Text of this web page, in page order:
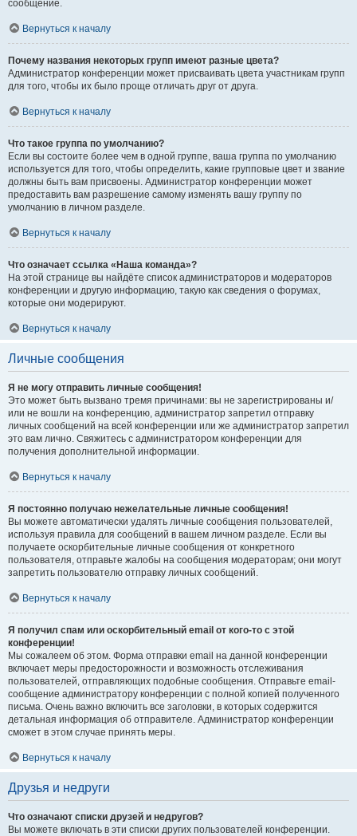
сообщение.
Вернуться к началу
Почему названия некоторых групп имеют разные цвета?
Администратор конференции может присваивать цвета участникам групп
для того, чтобы их было проще отличать друг от друга.
Вернуться к началу
Что такое группа по умолчанию?
Если вы состоите более чем в одной группе, ваша группа по умолчанию
используется для того, чтобы определить, какие групповые цвет и звание
должны быть вам присвоены. Администратор конференции может
предоставить вам разрешение самому изменять вашу группу по
умолчанию в личном разделе.
Вернуться к началу
Что означает ссылка «Наша команда»?
На этой странице вы найдёте список администраторов и модераторов
конференции и другую информацию, такую как сведения о форумах,
которые они модерируют.
Вернуться к началу
Личные сообщения
Я не могу отправить личные сообщения!
Это может быть вызвано тремя причинами: вы не зарегистрированы и/
или не вошли на конференцию, администратор запретил отправку
личных сообщений на всей конференции или же администратор запретил
это вам лично. Свяжитесь с администратором конференции для
получения дополнительной информации.
Вернуться к началу
Я постоянно получаю нежелательные личные сообщения!
Вы можете автоматически удалять личные сообщения пользователей,
используя правила для сообщений в вашем личном разделе. Если вы
получаете оскорбительные личные сообщения от конкретного
пользователя, отправьте жалобы на сообщения модераторам; они могут
запретить пользователю отправку личных сообщений.
Вернуться к началу
Я получил спам или оскорбительный email от кого-то с этой
конференции!
Мы сожалеем об этом. Форма отправки email на данной конференции
включает меры предосторожности и возможность отслеживания
пользователей, отправляющих подобные сообщения. Отправьте email-
сообщение администратору конференции с полной копией полученного
письма. Очень важно включить все заголовки, в которых содержится
детальная информация об отправителе. Администратор конференции
сможет в этом случае принять меры.
Вернуться к началу
Друзья и недруги
Что означают списки друзей и недругов?
Вы можете включать в эти списки других пользователей конференции.